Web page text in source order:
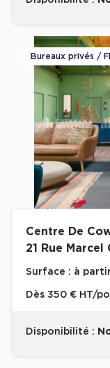
Bureaux privés /
Centre De
21 Rue
Surface : à
Dès 350 € HT/
Disponibilité :